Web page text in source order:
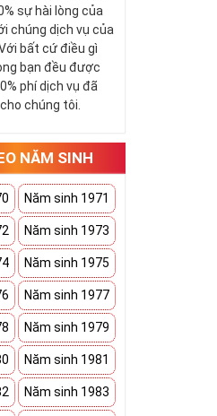
sự hài lòng của
chúng dịch vụ của
bất cứ điều gì
bạn đều được
phí dịch vụ đã
chúng tôi.
NĂM SINH
Năm sinh 1971
Năm sinh 1973
Năm sinh 1975
Năm sinh 1977
Năm sinh 1979
Năm sinh 1981
Năm sinh 1983